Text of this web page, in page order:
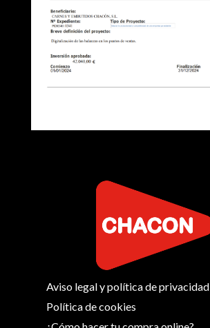
Aviso legal y política de privacidad
Política de cookies